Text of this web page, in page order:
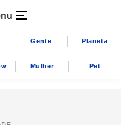
Gente Planeta
Mulher Pet